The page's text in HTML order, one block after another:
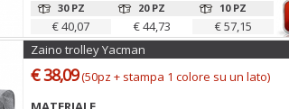
30 PZ
€ 40,07
20 PZ
€ 44,73
10 PZ
€ 57,15
Zaino trolley Yacman
€ 38,09(50pz + stampa 1 colore su un lato)